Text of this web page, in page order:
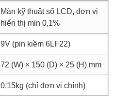
Màn kỹ thuật số LCD, đơn vị
hiển thị min 0,1%
9V (pin kiềm 6LF22)
72 (W) × 150 (D) × 25 (H) mm
0,15kg (chỉ đơn vị chính)